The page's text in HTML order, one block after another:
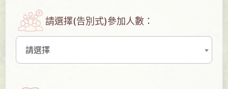
請選擇(告別式)參加人數：
請選擇